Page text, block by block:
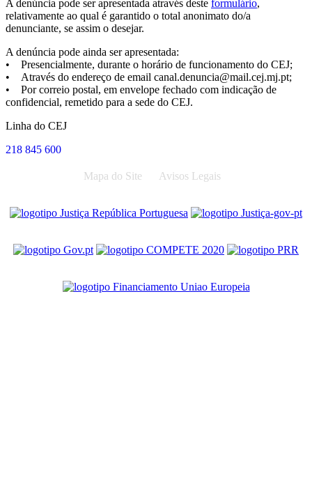
A denúncia pode ser apresentada através deste formulário,
relativamente ao qual é garantido o total anonimato do/a
denunciante, se assim o desejar.
A denúncia pode ainda ser apresentada:
• Presencialmente, durante o horário de funcionamento do CEJ;
• Através do endereço de email canal.denuncia@mail.cej.mj.pt;
• Por correio postal, em envelope fechado com indicação de
confidencial, remetido para a sede do CEJ.
Linha do CEJ
218 845 600
Mapa do Site Avisos Legais